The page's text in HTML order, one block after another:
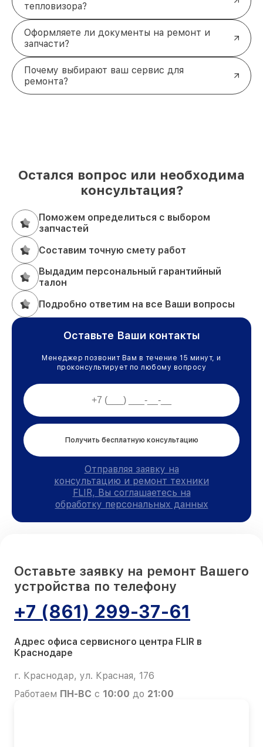
тепловизора?
Оформляете ли документы на ремонт и
запчасти?
Почему выбирают ваш сервис для
ремонта?
Остался вопрос или необходима
консультация?
Поможем определиться с выбором
запчастей
Составим точную смету работ
Выдадим персональный гарантийный
талон
Подробно ответим на все Ваши вопросы
Оставьте Ваши контакты
Менеджер позвонит Вам в течение 15 минут, и
проконсультирует по любому вопросу
Получить бесплатную консультацию
Отправляя заявку на
консультацию и ремонт техники
FLIR, Вы соглашаетесь на
обработку персональных данных
Оставьте заявку на ремонт Вашего
устройства по телефону
+7 (861) 299-37-61
Адрес офиса сервисного центра FLIR в
Краснодаре
г. Краснодар, ул. Красная, 176
Работаем ПН-ВС с 10:00 до 21:00